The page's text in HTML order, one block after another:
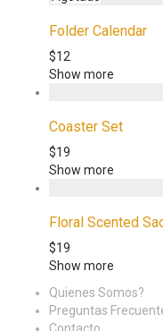
Folder Calendar
$12
Show more
Coaster Set
$19
Show more
Floral Scented
$19
Show more
Quienes Somos?
Preguntas